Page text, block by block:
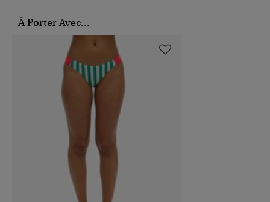
À Porter Avec...